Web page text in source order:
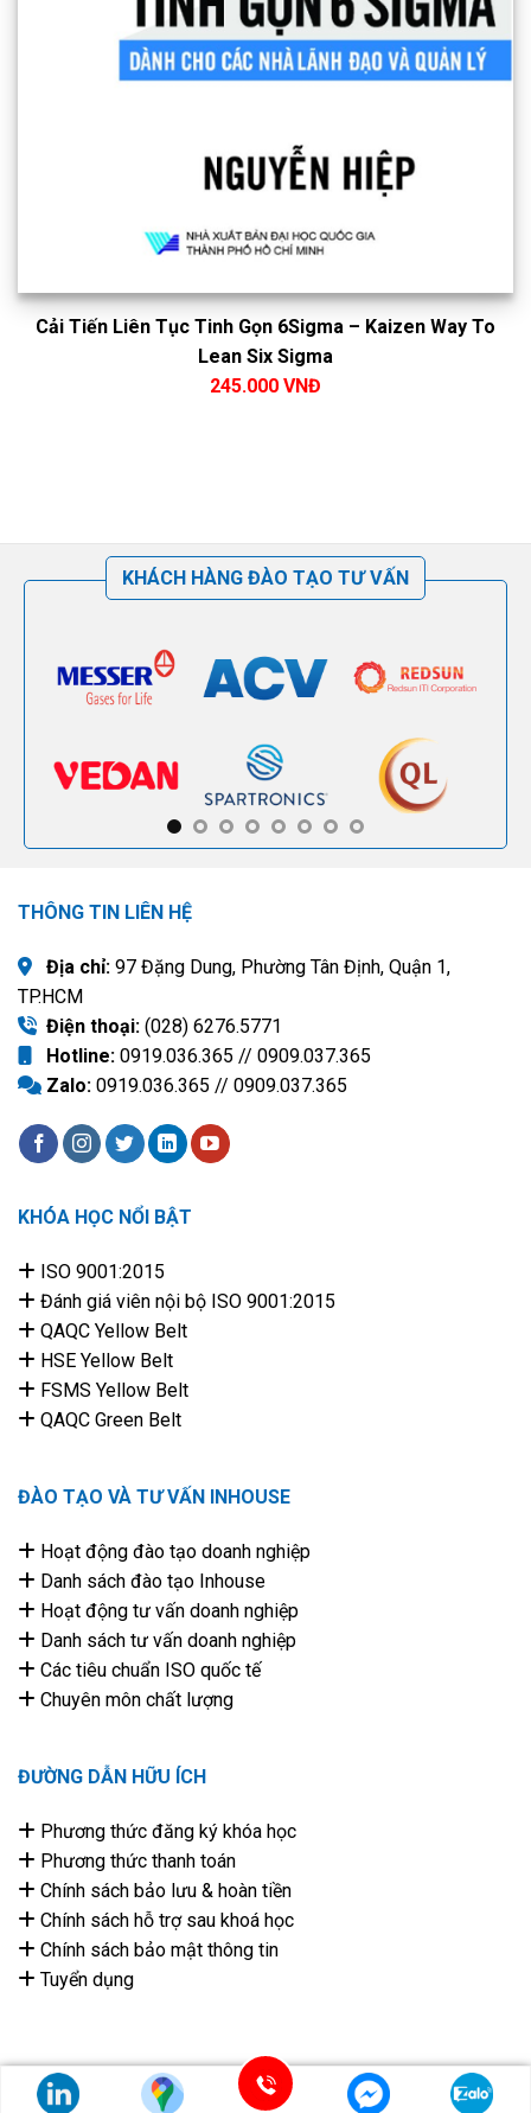
Cải Tiến Liên Tục Tinh Gọn 6Sigma – Kaizen Way To
Lean Six Sigma
245.000 VNĐ
KHÁCH HÀNG ĐÀO TẠO TƯ VẤN
THÔNG TIN LIÊN HỆ
Địa chỉ:97 Đặng Dung, Phường Tân Định, Quận 1,
TP.HCM
Điện thoại:(028) 6276.5771
Hotline:0919.036.365 // 0909.037.365
Zalo:0919.036.365 // 0909.037.365
KHÓA HỌC NỔI BẬT
ISO 9001:2015
Đánh giá viên nội bộ ISO 9001:2015
QAQC Yellow Belt
HSE Yellow Belt
FSMS Yellow Belt
QAQC Green Belt
ĐÀO TẠO VÀ TƯ VẤN INHOUSE
Hoạt động đào tạo doanh nghiệp
Danh sách đào tạo Inhouse
Hoạt động tư vấn doanh nghiệp
Danh sách tư vấn doanh nghiệp
Các tiêu chuẩn ISO quốc tế
Chuyên môn chất lượng
ĐƯỜNG DẪN HỮU ÍCH
Phương thức đăng ký khóa học
Phương thức thanh toán
Chính sách bảo lưu & hoàn tiền
Chính sách hỗ trợ sau khoá học
Chính sách bảo mật thông tin
Tuyển dụng